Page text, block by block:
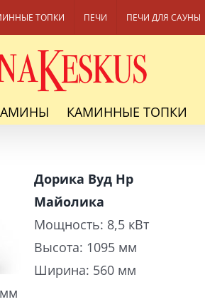
ТОПКИ ПЕЧИ ПЕЧИ ДЛЯ САУНЫ
КАМИННЫЕ ТОПКИ
Дорика Вуд Hp
Майолика
Мощность: 8,5 кВт
Высота: 1095 мм
Ширина: 560 мм